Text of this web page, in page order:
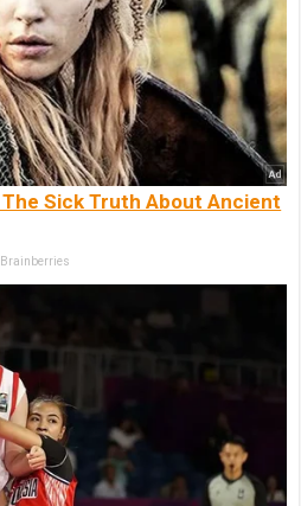
The Sick Truth About Ancient
Brainberries